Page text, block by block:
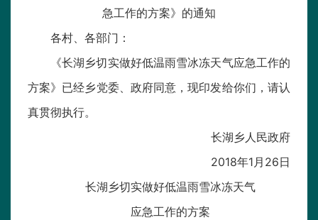
急工作的方案》的通知
各村、各部门：
《长湖乡切实做好低温雨雪冰冻天气应急工作的
方案》已经乡党委、政府同意，现印发给你们，请认
真贯彻执行。
长湖乡人民政府
2018年1月26日
长湖乡切实做好低温雨雪冰冻天气
应急工作的方案